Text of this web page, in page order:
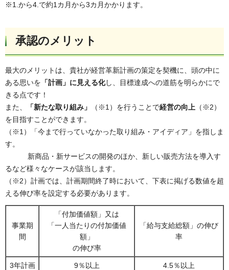
※1.から4.で約1カ月から3カ月かかります。
承認のメリット
最大のメリットは、貴社が経営革新計画の策定を契機に、頭の中に
ある思いを 「計画」に見える化し、目標達成への道筋を明らかにで
きる点です！
また、
「新たな取り組み」 （※1）を行うことで経営の向上 （※2）
を目指すことができます。
（※1）「今まで行っていなかった取り組み・アイディア」を指しま
す。
新商品・新サービスの開発のほか、新しい販売方法を導入す
るなど様々なケースが該当します。
（※2）計画では、計画期間終了時において、下表に掲げる数値を超
える伸び率を設定する必要があります。
事業期
間
「付加価値額」又は
「一人当たりの付加価値
額」
の伸び率
「給与支給総額」の伸び
率
3年計画 9％以上 4.5％以上